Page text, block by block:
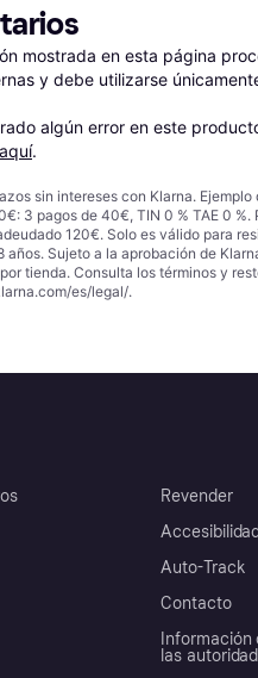
mostrada en esta página
y debe utilizarse
algún error en este
.
sin intereses con Klarna. Ejemplo
3 pagos de 40€, TIN 0 % TAE 0 %.
120€. Solo es válido para
años. Sujeto a la aprobación de
tienda. Consulta los términos y
es/legal/.
Revender
Auto-Track
Contacto
Información
las